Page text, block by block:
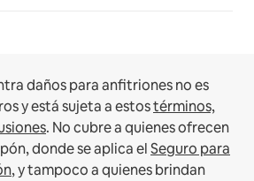
daños para anfitriones no es
y está sujeta a estostérminos,
. No cubre a quienes ofrecen
donde se aplica elSeguro para
, y tampoco a quienes brindan